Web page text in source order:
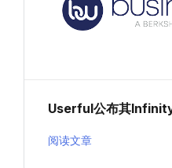
Userful公布其
阅读文章